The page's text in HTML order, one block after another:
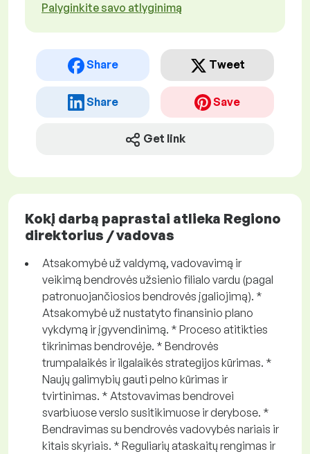
Palyginkite savo atlyginimą
Share Tweet
Share Save
Get link
Kokį darbą paprastai atlieka Regiono
direktorius / vadovas
Atsakomybė už valdymą, vadovavimą ir
veikimą bendrovės užsienio filialo vardu (pagal
patronuojančiosios bendrovės įgaliojimą). *
Atsakomybė už nustatyto finansinio plano
vykdymą ir įgyvendinimą. * Proceso atitikties
tikrinimas bendrovėje. * Bendrovės
trumpalaikės ir ilgalaikės strategijos kūrimas. *
Naujų galimybių gauti pelno kūrimas ir
tvirtinimas. * Atstovavimas bendrovei
svarbiuose verslo susitikimuose ir derybose. *
Bendravimas su bendrovės vadovybės nariais ir
kitais skyriais. * Reguliarių ataskaitų rengimas ir